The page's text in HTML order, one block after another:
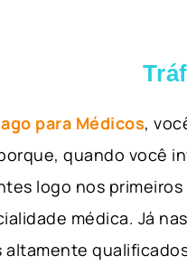
para Médicos,
quando você
logo nos
médica. Já